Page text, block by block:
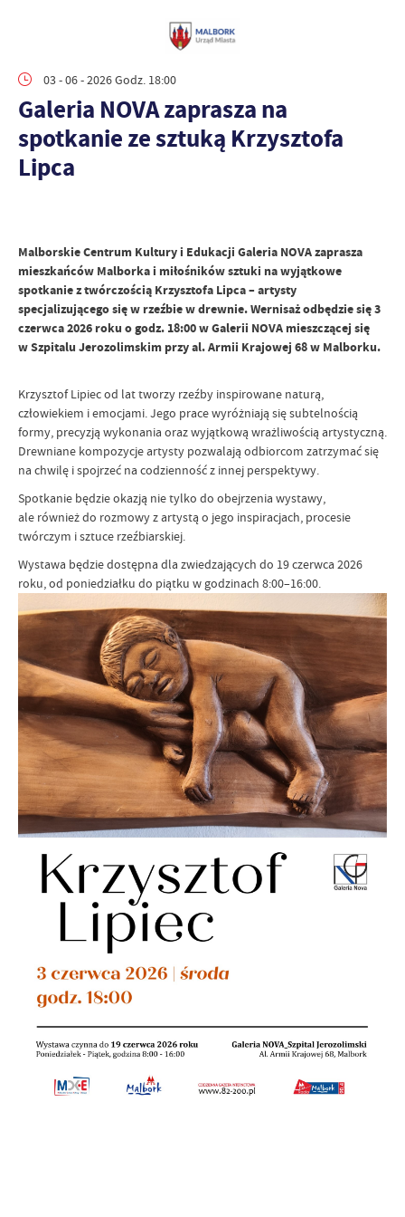
03 - 06 - 2026 Godz. 18:00
Galeria NOVA zaprasza na
spotkanie ze sztuką Krzysztofa
Lipca
Malborskie Centrum Kultury i Edukacji Galeria NOVA zaprasza
mieszkańców Malborka i miłośników sztuki na wyjątkowe
spotkanie z twórczością Krzysztofa Lipca – artysty
specjalizującego się w rzeźbie w drewnie. Wernisaż odbędzie się 3
czerwca 2026 roku o godz. 18:00 w Galerii NOVA mieszczącej się
w Szpitalu Jerozolimskim przy al. Armii Krajowej 68 w Malborku.
Krzysztof Lipiec od lat tworzy rzeźby inspirowane naturą,
człowiekiem i emocjami. Jego prace wyróżniają się subtelnością
formy, precyzją wykonania oraz wyjątkową wrażliwością artystyczną.
Drewniane kompozycje artysty pozwalają odbiorcom zatrzymać się
na chwilę i spojrzeć na codzienność z innej perspektywy.
Spotkanie będzie okazją nie tylko do obejrzenia wystawy,
ale również do rozmowy z artystą o jego inspiracjach, procesie
twórczym i sztuce rzeźbiarskiej.
Wystawa będzie dostępna dla zwiedzających do 19 czerwca 2026
roku, od poniedziałku do piątku w godzinach 8:00–16:00.